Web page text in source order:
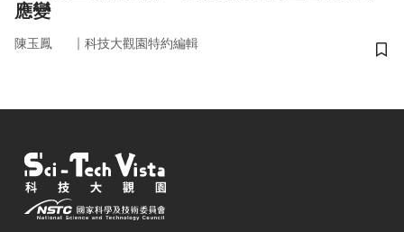
應變
陳玉鳳 ｜ 科技大觀園特約編輯
儲